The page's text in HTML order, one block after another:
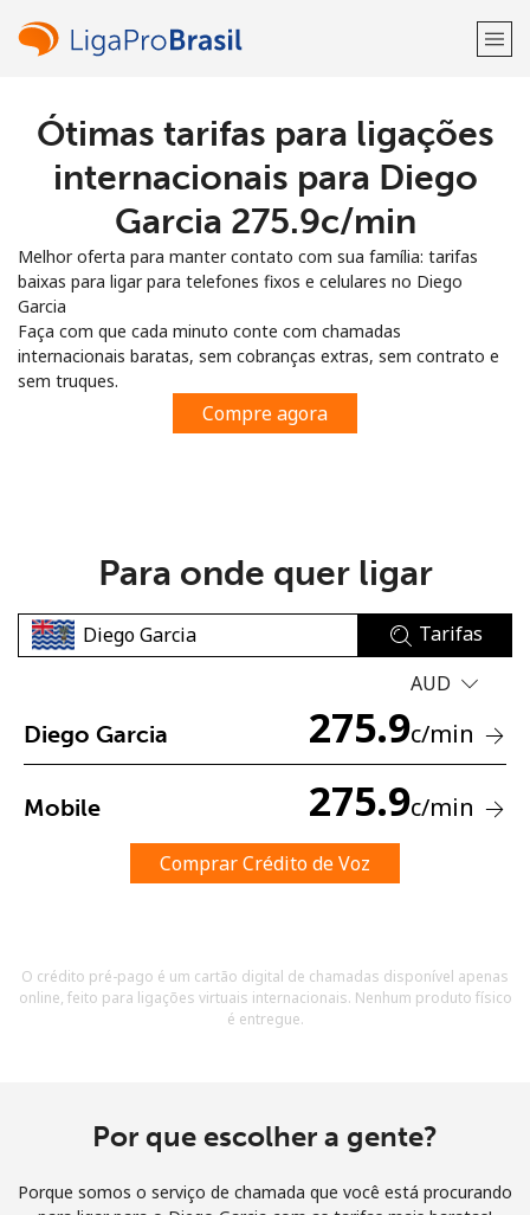
Bem-vindo(a)!
Já tem uma conta?ENTRE →
Entrar com
ou
Sem senha criada
Um número
Mantenha contato para obter nossas melhores ofertas.
Entre
Ótimas tarifas para ligações
internacionais para Diego
Garcia ⁦275.9c⁩/min
Melhor oferta para manter contato com sua família: tarifas
baixas para ligar para telefones fixos e celulares no Diego
Garcia
Faça com que cada minuto conte com chamadas
internacionais baratas, sem cobranças extras, sem contrato e
sem truques.
Compre agora
Para onde quer ligar
Tarifas
AUD
Diego Garcia 275.9c/min
Mobile 275.9c/min
Comprar Crédito de Voz
O crédito pré-pago é um cartão digital de chamadas disponível apenas
online, feito para ligações virtuais internacionais. Nenhum produto físico
é entregue.
Por que escolher a gente?
Porque somos o serviço de chamada que você está procurando